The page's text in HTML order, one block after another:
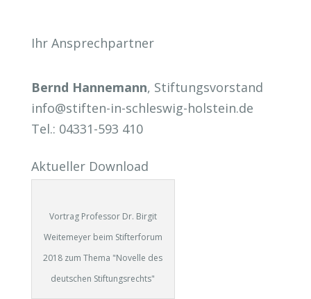
Ihr Ansprechpartner
Bernd Hannemann, Stiftungsvorstand
info@stiften-in-schleswig-holstein.de
Tel.: 04331-593 410
Aktueller Download
Vortrag Professor Dr. Birgit
Weitemeyer beim Stifterforum
2018 zum Thema "Novelle des
deutschen Stiftungsrechts"